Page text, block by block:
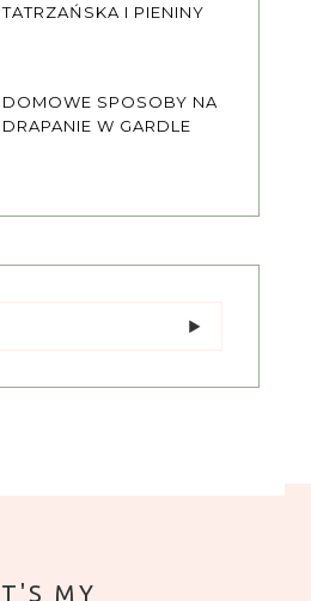
TATRZAŃSKA I PIENINY
DOMOWE SPOSOBY NA
DRAPANIE W GARDLE